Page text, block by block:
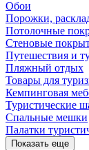
Обои
Порожки,
Потолочные
Стеновые
Путешествия и
Пляжный отдых
Товары для
Кемпинговая
Туристические
Спальные мешки
Палатки
Показать еще